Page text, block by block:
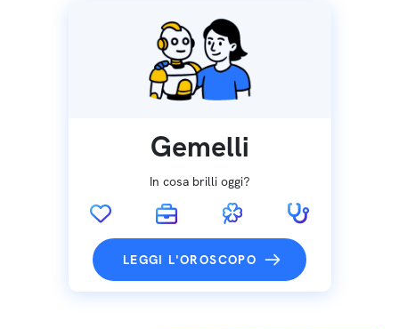
Gemelli
In cosa brilli oggi?
LEGGI L'OROSCOPO